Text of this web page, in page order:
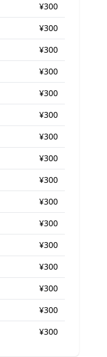
¥300
¥300
¥300
¥300
¥300
¥300
¥300
¥300
¥300
¥300
¥300
¥300
¥300
¥300
¥300
¥300